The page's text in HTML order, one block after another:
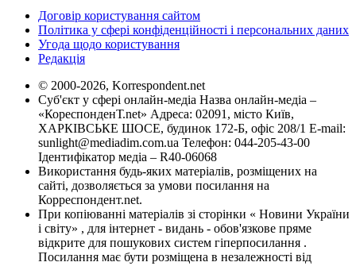
Договір користування сайтом
Політика у сфері конфіденційності і персональних даних
Угода щодо користування
Редакція
© 2000-2026, Korrespondent.net
Суб'єкт у сфері онлайн-медіа Назва онлайн-медіа –
«КореспонденТ.net» Адреса: 02091, місто Київ,
ХАРКІВСЬКЕ ШОСЕ, будинок 172-Б, офіс 208/1 E-mail:
sunlight@mediadim.com.ua Телефон: 044-205-43-00
Ідентифікатор медіа – R40-06068
Використання будь-яких матеріалів, розміщених на
сайті, дозволяється за умови посилання на
Корреспондент.net.
При копіюванні матеріалів зі сторінки « Новини України
і світу» , для інтернет - видань - обов'язкове пряме
відкрите для пошукових систем гіперпосилання .
Посилання має бути розміщена в незалежності від